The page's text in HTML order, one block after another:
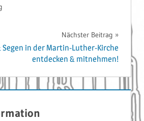
Nächster Beitrag
Segen in der Martin-Luther-Kirche
entdecken & mitnehmen!